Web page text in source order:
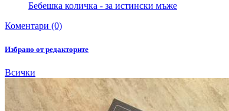
Бебешка количка - за истински мъже
Коментари (0)
Избрано от редакторите
Всички